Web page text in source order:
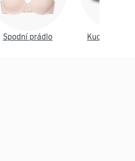
Spodní prádlo Kuchyně a